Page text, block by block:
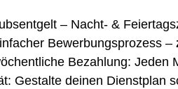
– Nacht- &
Bewerbungsprozess –
Bezahlung: Jeden
Gestalte deinen Dienstplan